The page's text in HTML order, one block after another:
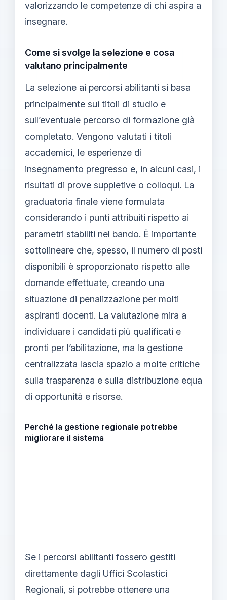
valorizzando le competenze di chi aspira a
insegnare.
Come si svolge la selezione e cosa
valutano principalmente
La selezione ai percorsi abilitanti si basa
principalmente sui titoli di studio e
sull’eventuale percorso di formazione già
completato. Vengono valutati i titoli
accademici, le esperienze di
insegnamento pregresso e, in alcuni casi, i
risultati di prove suppletive o colloqui. La
graduatoria finale viene formulata
considerando i punti attribuiti rispetto ai
parametri stabiliti nel bando. È importante
sottolineare che, spesso, il numero di posti
disponibili è sproporzionato rispetto alle
domande effettuate, creando una
situazione di penalizzazione per molti
aspiranti docenti. La valutazione mira a
individuare i candidati più qualificati e
pronti per l’abilitazione, ma la gestione
centralizzata lascia spazio a molte critiche
sulla trasparenza e sulla distribuzione equa
di opportunità e risorse.
Perché la gestione regionale potrebbe
migliorare il sistema
Se i percorsi abilitanti fossero gestiti
direttamente dagli Uffici Scolastici
Regionali, si potrebbe ottenere una